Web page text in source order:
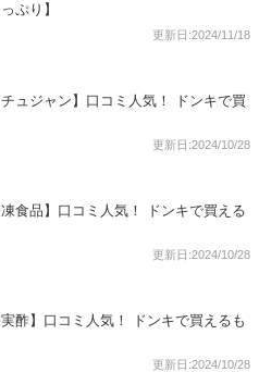
ぷり】
更新日:2024/11/18
チュジャン】口コミ人気！ ドンキで買
更新日:2024/10/28
凍食品】口コミ人気！ ドンキで買える
更新日:2024/10/28
実酢】口コミ人気！ ドンキで買えるも
更新日:2024/10/28